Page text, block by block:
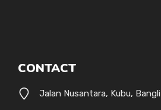
CONTACT
Jalan Nusantara, Kubu, Bangli